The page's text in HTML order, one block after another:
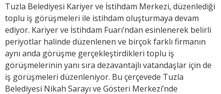
Tuzla Belediyesi Kariyer ve İstihdam Merkezi, düzenlediği
toplu iş görüşmeleri ile istihdam oluşturmaya devam
ediyor. Kariyer ve İstihdam Fuarı’ndan esinlenerek belirli
periyotlar halinde düzenlenen ve birçok farklı firmanın
aynı anda görüşme gerçekleştirdikleri toplu iş
görüşmelerinin yanı sıra dezavantajlı vatandaşlar için de
iş görüşmeleri düzenleniyor. Bu çerçevede Tuzla
Belediyesi Nikah Sarayı ve Gösteri Merkezi’nde